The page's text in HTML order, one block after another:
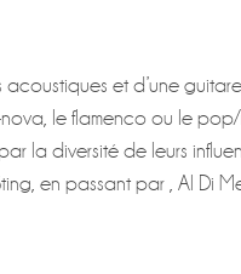
et d’une
nova, le flamenco ou le
la diversité de leurs
en passant par , Al Di